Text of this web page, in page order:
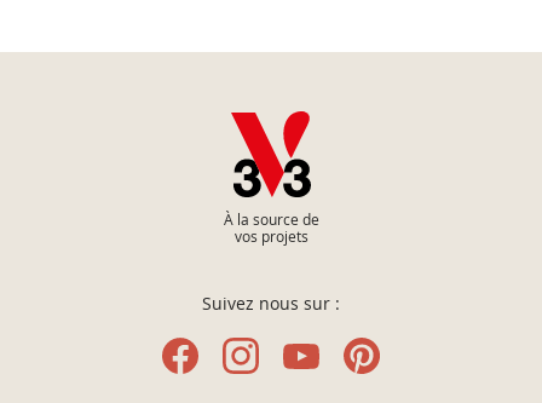
À la source de
vos projets
Suivez nous sur :